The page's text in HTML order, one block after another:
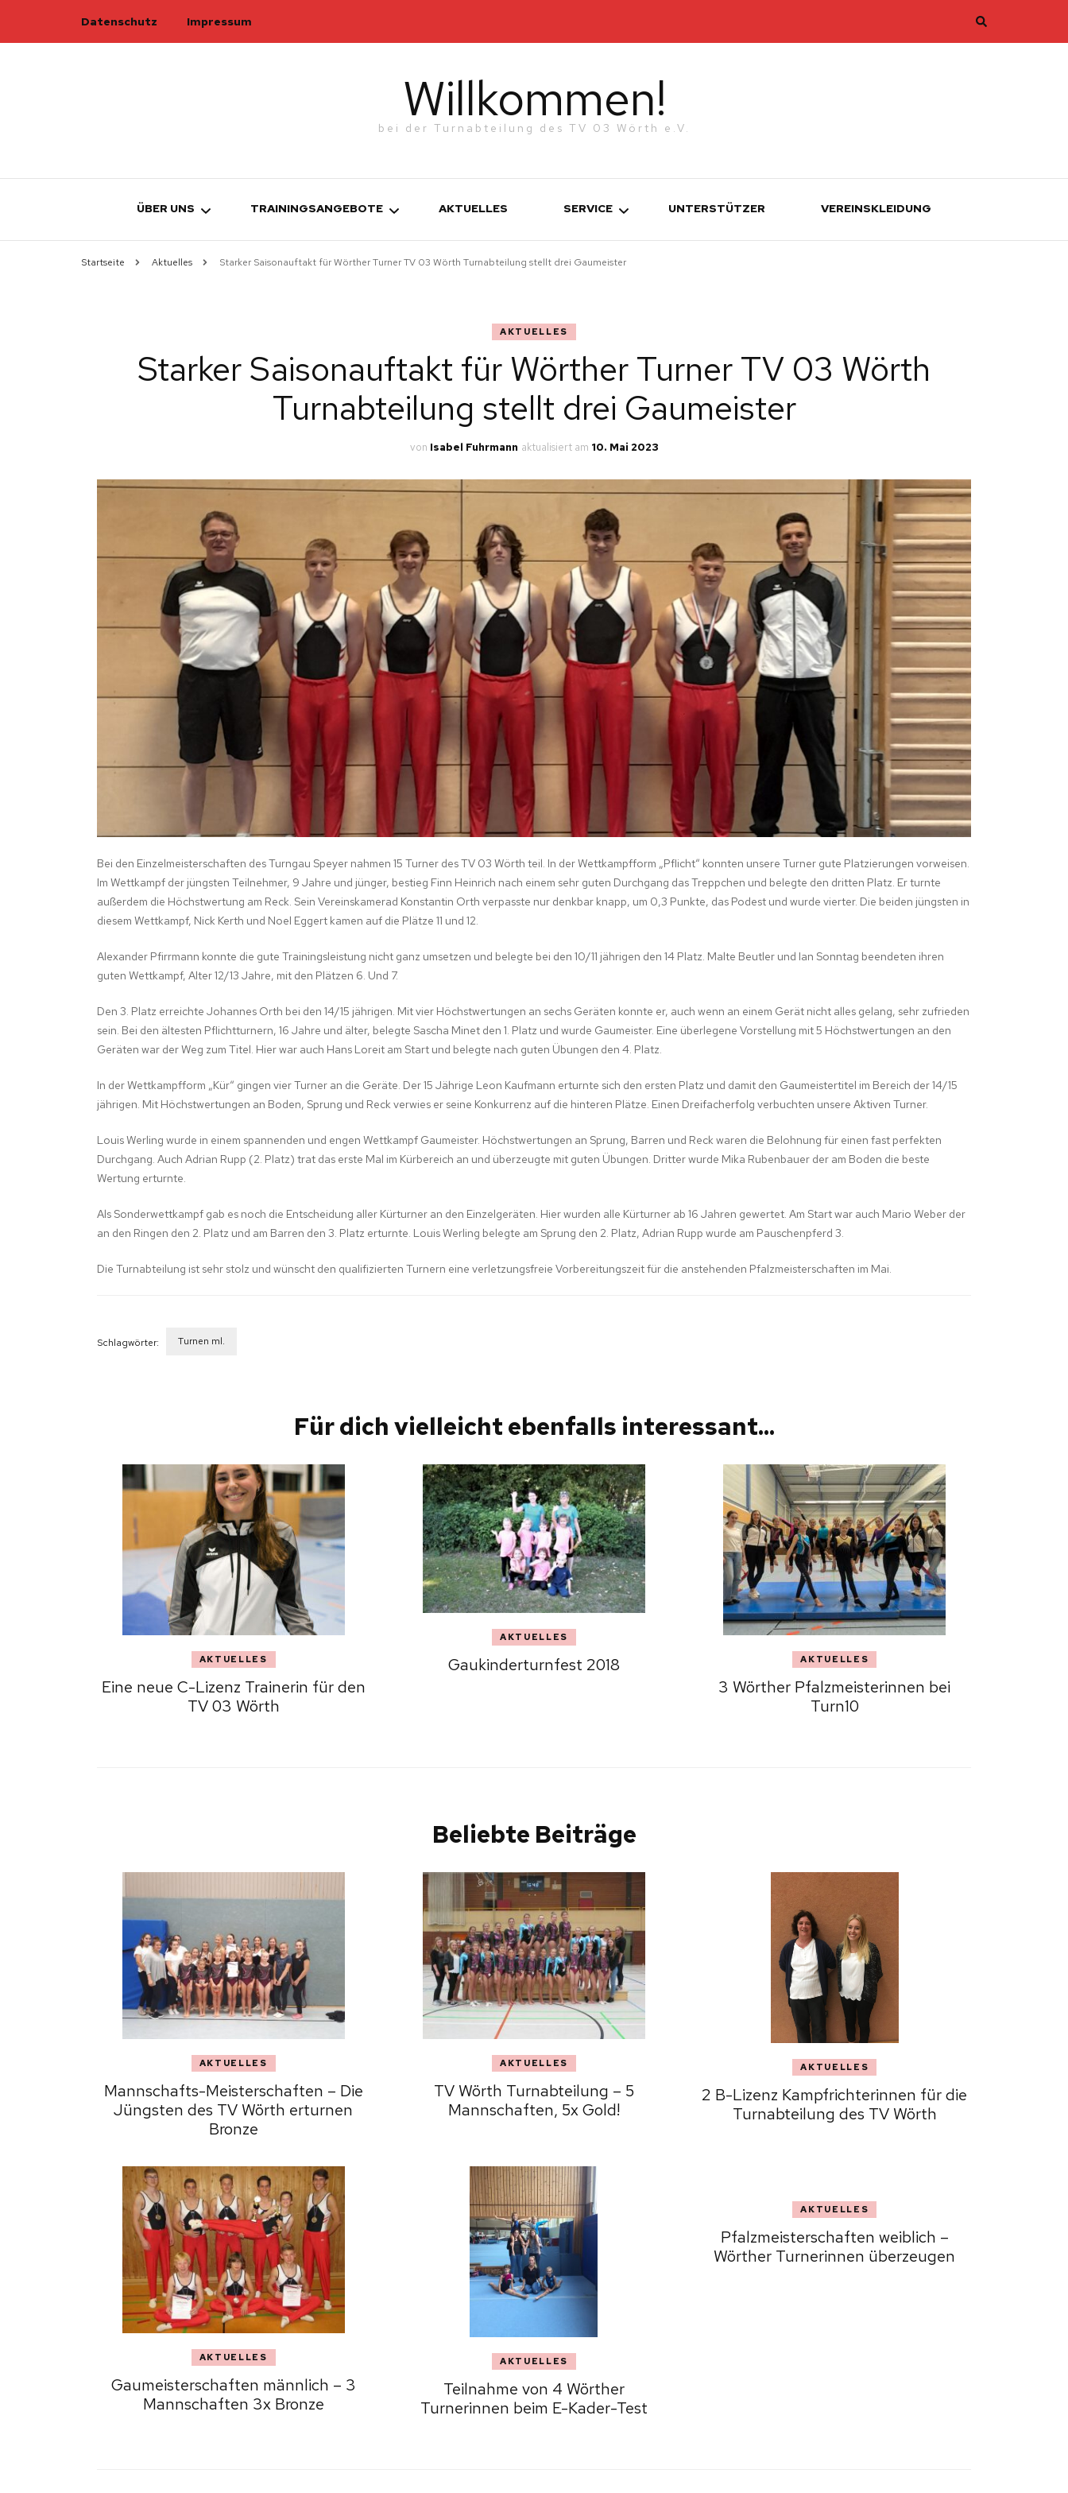
Datenschutz Impressum
Willkommen!
bei der Turnabteilung des TV 03 Wörth e.V.
ÜBER UNS
ALLG. TURNEN
ELTERNKIND-TURNEN
PTB-TURNSCHULE
TRAININGSANGEBOTE
ALLG.
MÄDCHENTURNEN
KADERTURNERINNEN
CROSSBODYTRAINING
CROSSFIT-ZIRKEL
ZUMBA
ALLGEMEINE
SPORTGRUPPE
FRAUENGYMNASTIK
AKTUELLES SERVICE UNTERSTÜTZER VEREINSKLEIDUNG
Startseite Aktuelles Starker Saisonauftakt für Wörther Turner TV 03 Wörth Turnabteilung stellt drei Gaumeister
AKTUELLES
Starker Saisonauftakt für Wörther Turner TV 03 Wörth
Turnabteilung stellt drei Gaumeister
von Isabel Fuhrmann aktualisiert am 10. Mai 2023
Bei den Einzelmeisterschaften des Turngau Speyer nahmen 15 Turner des TV 03 Wörth teil. In der Wettkampfform „Pflicht“ konnten unsere Turner gute Platzierungen vorweisen.
Im Wettkampf der jüngsten Teilnehmer, 9 Jahre und jünger, bestieg Finn Heinrich nach einem sehr guten Durchgang das Treppchen und belegte den dritten Platz. Er turnte
außerdem die Höchstwertung am Reck. Sein Vereinskamerad Konstantin Orth verpasste nur denkbar knapp, um 0,3 Punkte, das Podest und wurde vierter. Die beiden jüngsten in
diesem Wettkampf, Nick Kerth und Noel Eggert kamen auf die Plätze 11 und 12.
Alexander Pfirrmann konnte die gute Trainingsleistung nicht ganz umsetzen und belegte bei den 10/11 jährigen den 14 Platz. Malte Beutler und Ian Sonntag beendeten ihren
guten Wettkampf, Alter 12/13 Jahre, mit den Plätzen 6. Und 7.
Den 3. Platz erreichte Johannes Orth bei den 14/15 jährigen. Mit vier Höchstwertungen an sechs Geräten konnte er, auch wenn an einem Gerät nicht alles gelang, sehr zufrieden
sein. Bei den ältesten Pflichtturnern, 16 Jahre und älter, belegte Sascha Minet den 1. Platz und wurde Gaumeister. Eine überlegene Vorstellung mit 5 Höchstwertungen an den
Geräten war der Weg zum Titel. Hier war auch Hans Loreit am Start und belegte nach guten Übungen den 4. Platz.
In der Wettkampfform „Kür“ gingen vier Turner an die Geräte. Der 15 Jährige Leon Kaufmann erturnte sich den ersten Platz und damit den Gaumeistertitel im Bereich der 14/15
jährigen. Mit Höchstwertungen an Boden, Sprung und Reck verwies er seine Konkurrenz auf die hinteren Plätze. Einen Dreifacherfolg verbuchten unsere Aktiven Turner.
Louis Werling wurde in einem spannenden und engen Wettkampf Gaumeister. Höchstwertungen an Sprung, Barren und Reck waren die Belohnung für einen fast perfekten
Durchgang. Auch Adrian Rupp (2. Platz) trat das erste Mal im Kürbereich an und überzeugte mit guten Übungen. Dritter wurde Mika Rubenbauer der am Boden die beste
Wertung erturnte.
Als Sonderwettkampf gab es noch die Entscheidung aller Kürturner an den Einzelgeräten. Hier wurden alle Kürturner ab 16 Jahren gewertet. Am Start war auch Mario Weber der
an den Ringen den 2. Platz und am Barren den 3. Platz erturnte. Louis Werling belegte am Sprung den 2. Platz, Adrian Rupp wurde am Pauschenpferd 3.
Die Turnabteilung ist sehr stolz und wünscht den qualifizierten Turnern eine verletzungsfreie Vorbereitungszeit für die anstehenden Pfalzmeisterschaften im Mai.
Schlagwörter: Turnen ml.
Für dich vielleicht ebenfalls interessant...
AKTUELLES
Eine neue C-Lizenz Trainerin für den
TV 03 Wörth
AKTUELLES
Gaukinderturnfest 2018 AKTUELLES
3 Wörther Pfalzmeisterinnen bei
Turn10
Beliebte Beiträge
AKTUELLES
Mannschafts-Meisterschaften – Die
Jüngsten des TV Wörth erturnen
Bronze
AKTUELLES
TV Wörth Turnabteilung – 5
Mannschaften, 5x Gold!
AKTUELLES
2 B-Lizenz Kampfrichterinnen für die
Turnabteilung des TV Wörth
AKTUELLES
Gaumeisterschaften männlich – 3
Mannschaften 3x Bronze
AKTUELLES
Teilnahme von 4 Wörther
Turnerinnen beim E-Kader-Test
AKTUELLES
Pfalzmeisterschaften weiblich –
Wörther Turnerinnen überzeugen